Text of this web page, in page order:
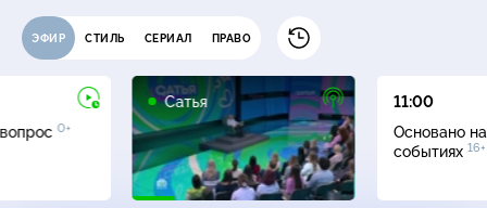
ЭФИР СТИЛЬ СЕРИАЛ ПРАВО
0+
Сатья
16+
11:00
Основано
событиях 16+